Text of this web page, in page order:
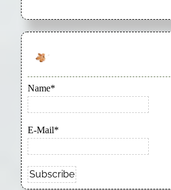
Name*
E-Mail*